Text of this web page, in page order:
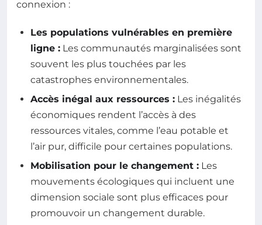
connexion :
Les populations vulnérables en première
ligne : Les communautés marginalisées sont
souvent les plus touchées par les
catastrophes environnementales.
Accès inégal aux ressources : Les inégalités
économiques rendent l’accès à des
ressources vitales, comme l’eau potable et
l’air pur, difficile pour certaines populations.
Mobilisation pour le changement : Les
mouvements écologiques qui incluent une
dimension sociale sont plus efficaces pour
promouvoir un changement durable.